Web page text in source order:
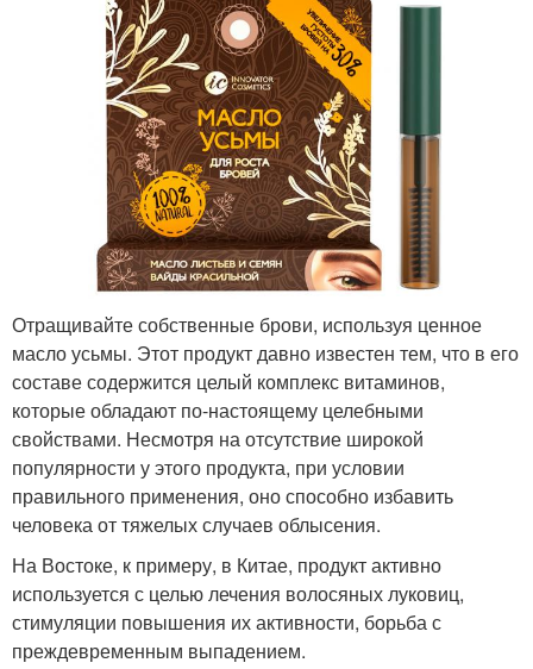
Отращивайте собственные брови, используя ценное
масло усьмы. Этот продукт давно известен тем, что в его
составе содержится целый комплекс витаминов,
которые обладают по-настоящему целебными
свойствами. Несмотря на отсутствие широкой
популярности у этого продукта, при условии
правильного применения, оно способно избавить
человека от тяжелых случаев облысения.
На Востоке, к примеру, в Китае, продукт активно
используется с целью лечения волосяных луковиц,
стимуляции повышения их активности, борьба с
преждевременным выпадением.